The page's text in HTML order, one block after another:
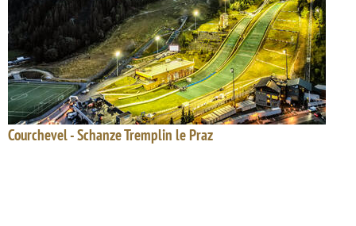
Courchevel - Schanze Tremplin le Praz